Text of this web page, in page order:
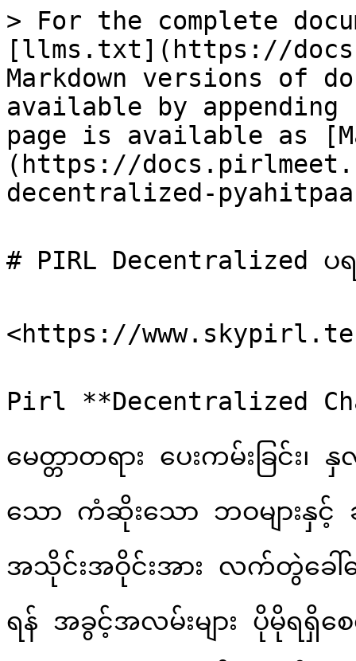
> For the complete
[llms.txt](https://
Markdown versions of
available by
page is available as
(https://
decentralized-
# PIRL Decentralized ပ
<https://
Pirl **Decentralized
မေတ္တာတရား ပေးကမ်းခြင်း၊
သော ကံဆိုးသော ဘဝများနှင့် ချ
အသိုင်းအဝိုင်းအား လက်တွဲခေါ်
ရန် အခွင့်အလမ်းများ ပိုမိုရ